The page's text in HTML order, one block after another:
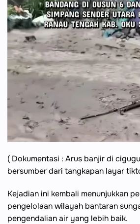
( Dokumentasi : Arus banjir di
bersumber dari tangkapan layar
Kejadian ini kembali menunjukkan
pengelolaan wilayah bantaran
pengendalian air yang lebih baik.